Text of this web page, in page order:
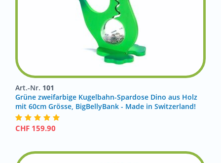
Art.-Nr. 101
Grüne zweifarbige Kugelbahn-Spardose Dino aus Holz
mit 60cm Grösse, BigBellyBank - Made in Switzerland!
CHF 159.90